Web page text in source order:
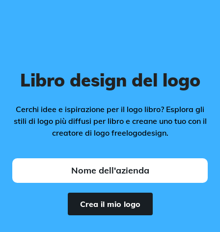
Libro design del logo
Cerchi idee e ispirazione per il logo libro? Esplora gli
stili di logo più diffusi per libro e creane uno tuo con il
creatore di logo freelogodesign.
Crea il mio logo